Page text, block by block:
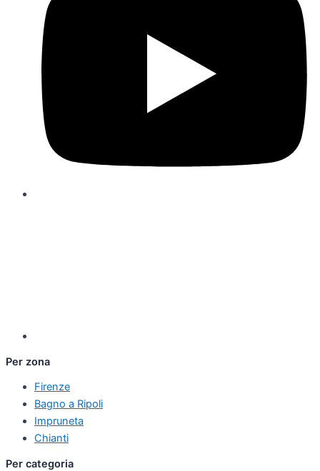
Per zona
Firenze
Bagno a Ripoli
Impruneta
Chianti
Per categoria